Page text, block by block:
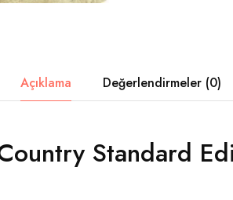
Açıklama Değerlendirmeler (0)
Standard